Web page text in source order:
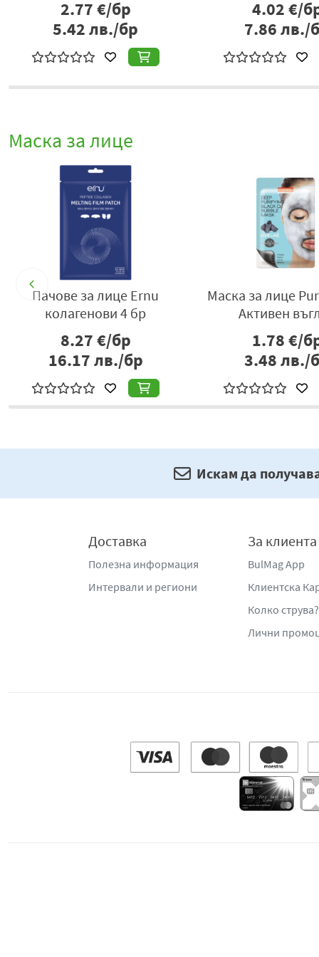
3.92
7.67
Маска за лице
Пачове за лице Ernu
колагенови 4 бр
8.27€/бр
16.17лв./бр
Маска за лице
Активен
1.78€/
3.48лв./
Искам да
Доставка
Полезна информация
Интервали и региони
За клиента
BulMag App
Клиентска
Колко струва?
Лични